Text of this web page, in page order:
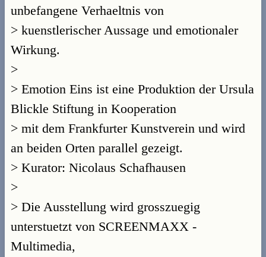
unbefangene Verhaeltnis von
> kuenstlerischer Aussage und emotionaler
Wirkung.
>
> Emotion Eins ist eine Produktion der Ursula
Blickle Stiftung in Kooperation
> mit dem Frankfurter Kunstverein und wird
an beiden Orten parallel gezeigt.
> Kurator: Nicolaus Schafhausen
>
> Die Ausstellung wird grosszuegig
unterstuetzt von SCREENMAXX -
Multimedia,